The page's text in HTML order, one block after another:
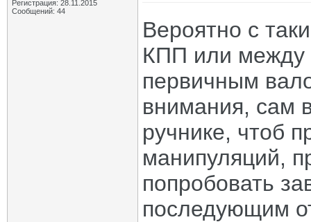
Регистрация: 28.11.2015
Сообщений: 44
Вероятно с
КПП или между
первичным
внимания, сам
ручнике, чтоб
манипуляций,
попробовать
последующим